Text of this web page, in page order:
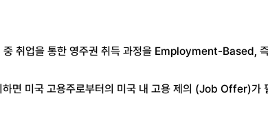
중 취업을 통한 영주권 취득 과정을 Employment-Based,
면 미국 고용주로부터의 미국 내 고용 제의 (Job Offer)가